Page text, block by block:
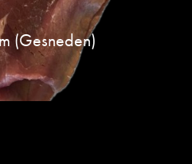
(gesneden)